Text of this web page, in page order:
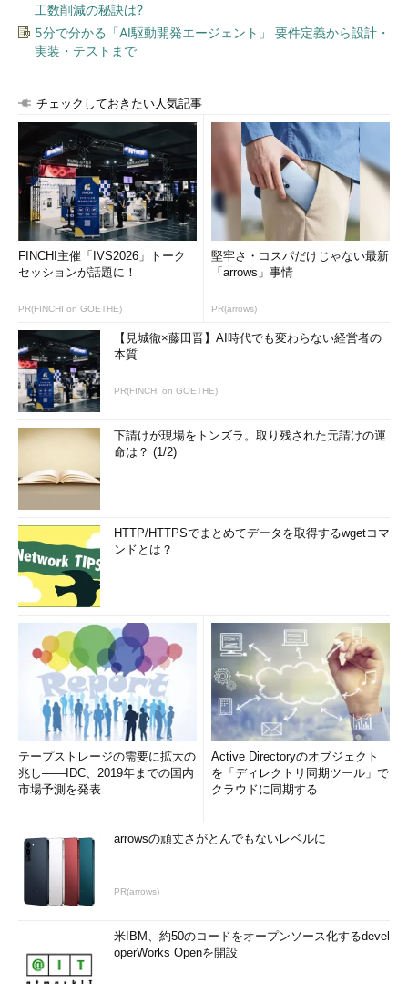
工数削減の秘訣は?
5分で分かる「AI駆動開発エージェント」 要件定義から設計・
実装・テストまで
チェックしておきたい人気記事
FINCHI主催「IVS2026」トーク
セッションが話題に！
PR(FINCHI on GOETHE)
堅牢さ・コスパだけじゃない最新
「arrows」事情
PR(arrows)
【見城徹×藤田晋】AI時代でも変わらない経営者の
本質
PR(FINCHI on GOETHE)
下請けが現場をトンズラ。取り残された元請けの運
命は？ (1/2)
HTTP/HTTPSでまとめてデータを取得するwgetコマ
ンドとは？
テープストレージの需要に拡大の
兆し――IDC、2019年までの国内
市場予測を発表
Active Directoryのオブジェクト
を「ディレクトリ同期ツール」で
クラウドに同期する
arrowsの頑丈さがとんでもないレベルに
PR(arrows)
米IBM、約50のコードをオープンソース化するdevel
operWorks Openを開設